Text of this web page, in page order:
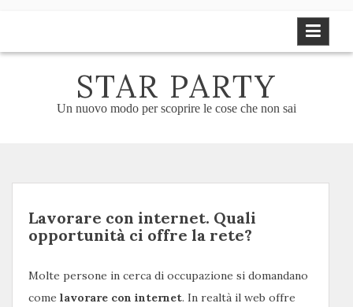
STAR PARTY
Un nuovo modo per scoprire le cose che non sai
Lavorare con internet. Quali
opportunità ci offre la rete?
Molte persone in cerca di occupazione si domandano
come lavorare con internet. In realtà il web offre